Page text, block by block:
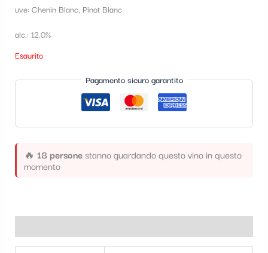
uve: Chenin Blanc, Pinot Blanc
alc.: 12.0%
Esaurito
Pagamento sicuro garantito
🔥 18 personestanno guardando questo vino in questo
momento
n
a
c
g
o